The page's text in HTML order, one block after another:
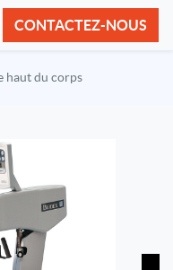
CONTACTEZ-NOUS
haut du corps